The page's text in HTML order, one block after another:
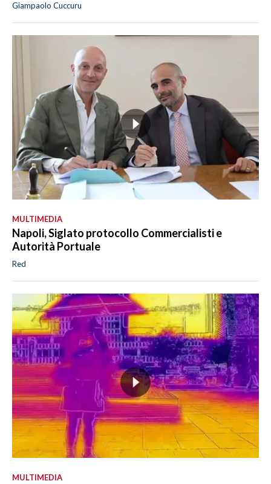
Giampaolo Cuccuru
MULTIMEDIA
Napoli, Siglato protocollo Commercialisti e
Autorità Portuale
Red
MULTIMEDIA